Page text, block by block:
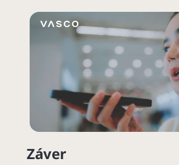
Záver